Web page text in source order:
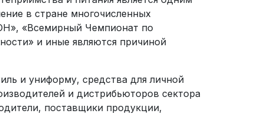
в стране многочисленных
«Всемирный Чемпионат по
и иные являются причиной
и униформу, средства для личной
и дистрибьюторов сектора
поставщики продукции,